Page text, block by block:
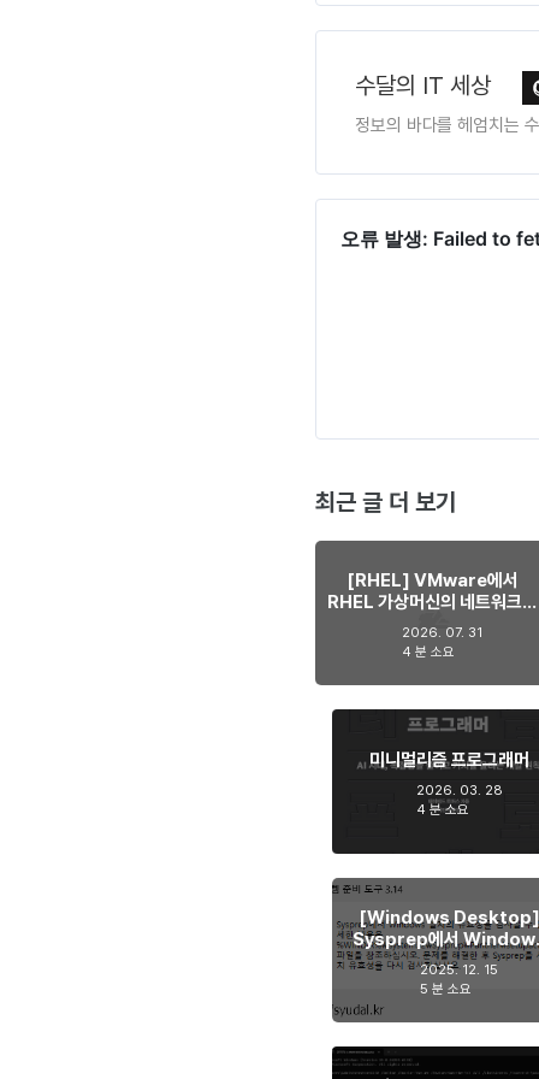
수달의 IT 세상
정보의 바다를 헤엄치는
최근 글 더 보기
[RHEL] VMware에서
RHEL 가상머신의 네트워크가
간헐적으로 사라지는 현상 해
결하기
2026. 07. 31
4 분 소요
미니멀리즘 프로그래머
2026. 03. 28
4 분 소요
[Windows Desktop]
Sysprep에서
설치의 유효성을 검사할 수
습니다. 해결하기
2025. 12. 15
5 분 소요